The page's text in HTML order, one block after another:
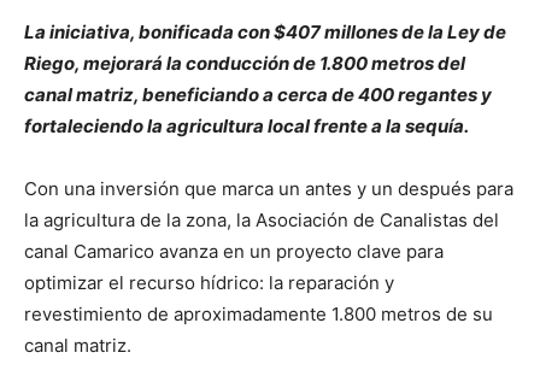
La iniciativa, bonificada con $407 millones de la Ley de
Riego, mejorará la conducción de 1.800 metros del
canal matriz, beneficiando a cerca de 400 regantes y
fortaleciendo la agricultura local frente a la sequía.
Con una inversión que marca un antes y un después para
la agricultura de la zona, la Asociación de Canalistas del
canal Camarico avanza en un proyecto clave para
optimizar el recurso hídrico: la reparación y
revestimiento de aproximadamente 1.800 metros de su
canal matriz.